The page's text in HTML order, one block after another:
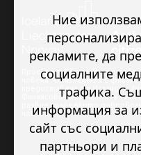
Проектът “Младежкото
човека” се изпълнява с
предоставена от Исландия,
Финансовия механизъм на
развие младежкото
човека.
Ние
рекламите, да
социалните
трафика.
информация за
сайт със
партньори и